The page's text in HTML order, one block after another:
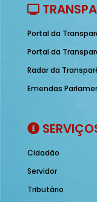
Portal da
Portal da
Radar da
Emendas
Cidadão
Servidor
Tributário